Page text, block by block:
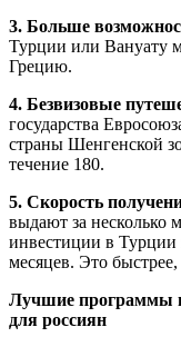
3. Больше
Турции или Вануату
Грецию.
4. Безвизовые
государства
страны Шенгенской
течение 180.
5. Скорость
выдают за несколько
инвестиции в
месяцев. Это
Лучшие программы
для россиян